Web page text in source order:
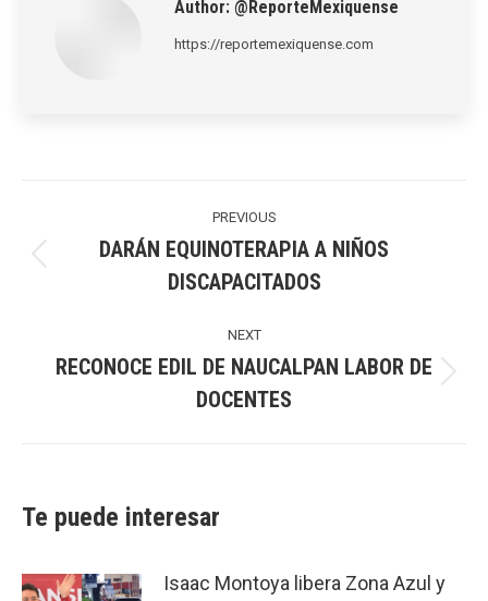
Author: @ReporteMexiquense
https://reportemexiquense.com
PREVIOUS
post:
DARÁN EQUINOTERAPIA A NIÑOS
DISCAPACITADOS
NEXT
post:
RECONOCE EDIL DE NAUCALPAN LABOR DE
DOCENTES
Te puede interesar
Isaac Montoya libera Zona Azul y